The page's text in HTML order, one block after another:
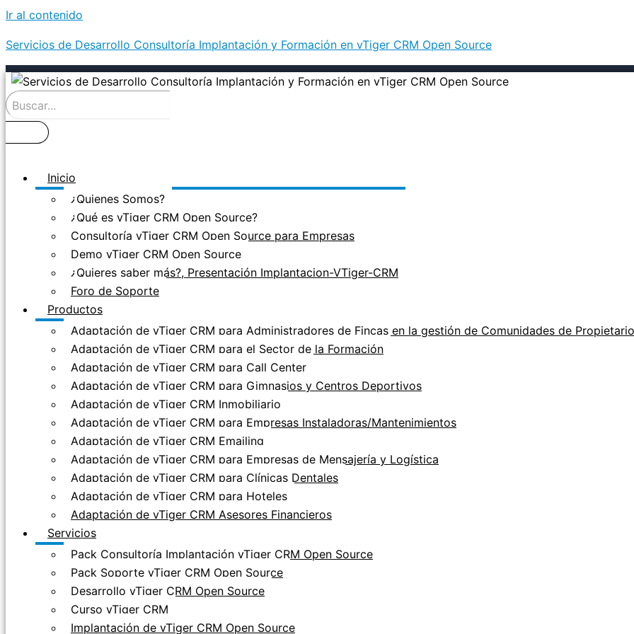
Ir al contenido
Servicios de Desarrollo Consultoría Implantación y Formación en vTiger CRM Open Source
Inicio
¿Quienes Somos?
¿Qué es vTiger CRM Open Source?
Consultoría vTiger CRM Open Source para Empresas
Demo vTiger CRM Open Source
¿Quieres saber más?, Presentación Implantacion-VTiger-CRM
Foro de Soporte
Productos
Adaptación de vTiger CRM para Administradores de Fincas en la gestión de Comunidades de
Adaptación de vTiger CRM para el Sector de la Formación
Adaptación de vTiger CRM para Call Center
Adaptación de vTiger CRM para Gimnasios y Centros Deportivos
Adaptación de vTiger CRM Inmobiliario
Adaptación de vTiger CRM para Empresas Instaladoras/Mantenimientos
Adaptación de vTiger CRM Emailing
Adaptación de vTiger CRM para Empresas de Mensajería y Logística
Adaptación de vTiger CRM para Clínicas Dentales
Adaptación de vTiger CRM para Hoteles
Adaptación de vTiger CRM Asesores Financieros
Servicios
Pack Consultoría Implantación vTiger CRM Open Source
Pack Soporte vTiger CRM Open Source
Desarrollo vTiger CRM Open Source
Curso vTiger CRM
Implantación de vTiger CRM Open Source